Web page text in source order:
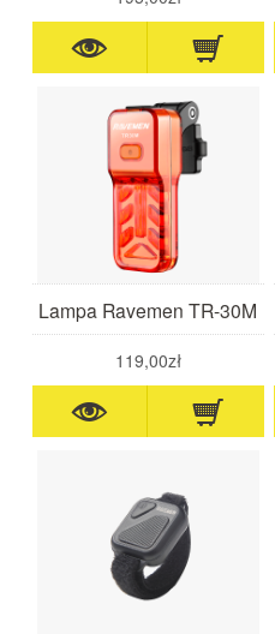
Lampa Ravemen TR-30M
119,00zł